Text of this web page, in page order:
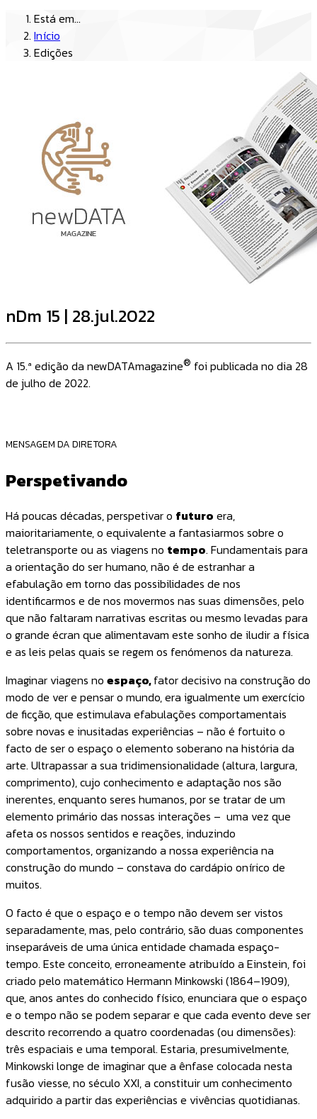
Está em...
Início
Edições
nDm 15 | 28.jul.2022
A 15.ª edição da newDATAmagazine® foi publicada no dia 28
de julho de 2022.
MENSAGEM DA DIRETORA
Perspetivando
Há poucas décadas, perspetivar o futuro era,
maioritariamente, o equivalente a fantasiarmos sobre o
teletransporte ou as viagens no tempo. Fundamentais para
a orientação do ser humano, não é de estranhar a
efabulação em torno das possibilidades de nos
identificarmos e de nos movermos nas suas dimensões, pelo
que não faltaram narrativas escritas ou mesmo levadas para
o grande écran que alimentavam este sonho de iludir a física
e as leis pelas quais se regem os fenómenos da natureza.
Imaginar viagens no espaço,fator decisivo na construção do
modo de ver e pensar o mundo, era igualmente um exercício
de ficção, que estimulava efabulações comportamentais
sobre novas e inusitadas experiências – não é fortuito o
facto de ser o espaço o elemento soberano na história da
arte. Ultrapassar a sua tridimensionalidade (altura, largura,
comprimento), cujo conhecimento e adaptação nos são
inerentes, enquanto seres humanos, por se tratar de um
elemento primário das nossas interações – uma vez que
afeta os nossos sentidos e reações, induzindo
comportamentos, organizando a nossa experiência na
construção do mundo – constava do cardápio onírico de
muitos.
O facto é que o espaço e o tempo não devem ser vistos
separadamente, mas, pelo contrário, são duas componentes
inseparáveis de uma única entidade chamada espaço-
tempo. Este conceito, erroneamente atribuído a Einstein, foi
criado pelo matemático Hermann Minkowski (1864–1909),
que, anos antes do conhecido físico, enunciara que o espaço
e o tempo não se podem separar e que cada evento deve ser
descrito recorrendo a quatro coordenadas (ou dimensões):
três espaciais e uma temporal. Estaria, presumivelmente,
Minkowski longe de imaginar que a ênfase colocada nesta
fusão viesse, no século XXI, a constituir um conhecimento
adquirido a partir das experiências e vivências quotidianas.